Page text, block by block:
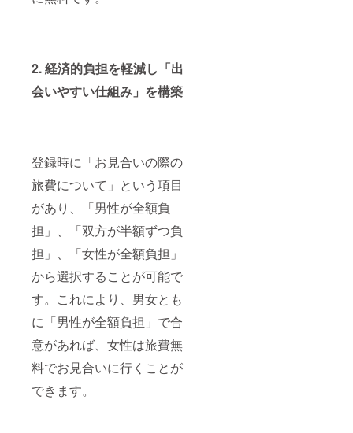
2. 経済的負担を軽減し「出
会いやすい仕組み」を構築
登録時に「お見合いの際の
旅費について」という項目
があり、「男性が全額負
担」、「双方が半額ずつ負
担」、「女性が全額負担」
から選択することが可能で
す。これにより、男女とも
に「男性が全額負担」で合
意があれば、女性は旅費無
料でお見合いに行くことが
できます。